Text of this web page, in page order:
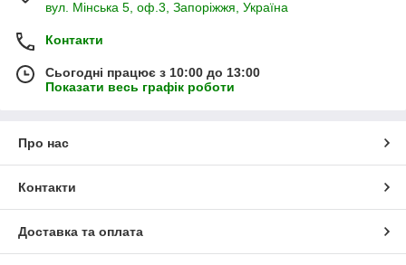
вул. Мінська 5, оф.3, Запоріжжя, Україна
Контакти
Сьогодні працює з 10:00 до 13:00
Показати весь графік роботи
Про нас
Контакти
Доставка та оплата